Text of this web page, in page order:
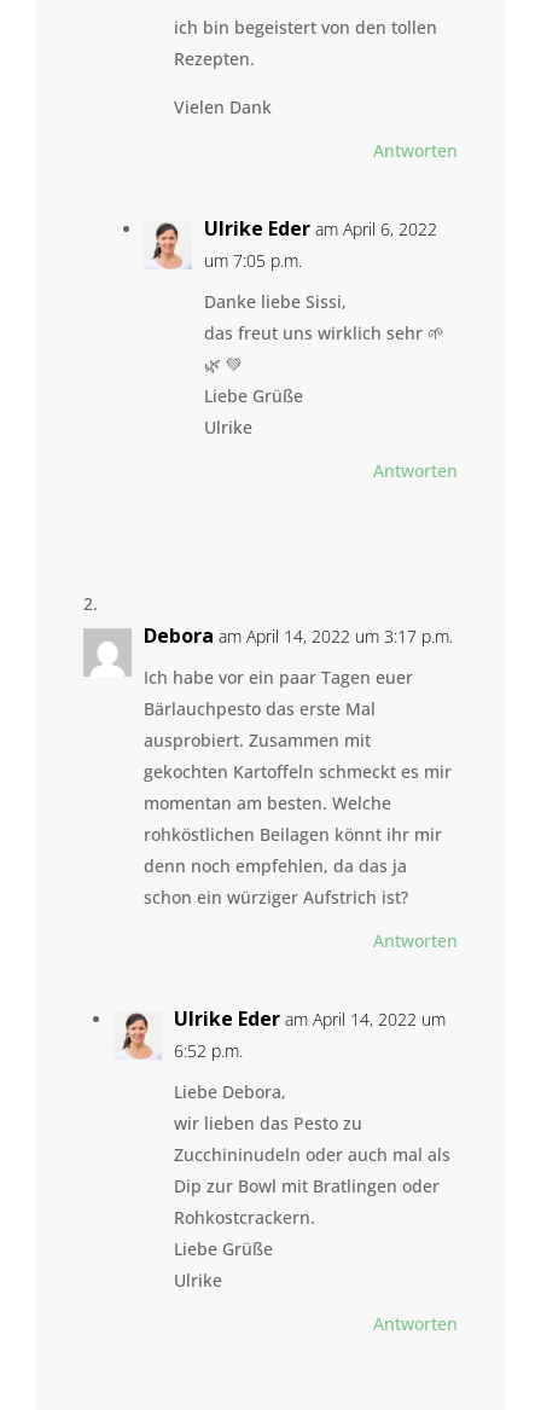
ich bin begeistert von den tollen
Rezepten.
Vielen Dank
Antworten
Ulrike Eder am April 6, 2022
um 7:05 p.m.
Danke liebe Sissi,
das freut uns wirklich sehr 🌱
🌿 💚
Liebe Grüße
Ulrike
Antworten
Debora am April 14, 2022 um 3:17 p.m.
Ich habe vor ein paar Tagen euer
Bärlauchpesto das erste Mal
ausprobiert. Zusammen mit
gekochten Kartoffeln schmeckt es mir
momentan am besten. Welche
rohköstlichen Beilagen könnt ihr mir
denn noch empfehlen, da das ja
schon ein würziger Aufstrich ist?
Antworten
Ulrike Eder am April 14, 2022 um
6:52 p.m.
Liebe Debora,
wir lieben das Pesto zu
Zucchininudeln oder auch mal als
Dip zur Bowl mit Bratlingen oder
Rohkostcrackern.
Liebe Grüße
Ulrike
Antworten